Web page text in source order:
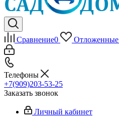
Сравнение0 Отложенные
Телефоны
+7(909)203-53-25
Заказать звонок
Личный кабинет